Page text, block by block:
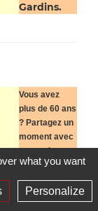
Gardins.
Vous avez
plus de 60 ans
? Partagez un
moment avec
vos petits-
enfants lors
de cette
animation
what you want
Personalize